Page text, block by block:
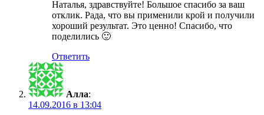
Наталья, здравствуйте! Большое спасибо за ваш
отклик. Рада, что вы применили крой и получили
хороший результат. Это ценно! Спасибо, что
поделились 🙂
Ответить
Алла:
14.09.2016 в 13:04